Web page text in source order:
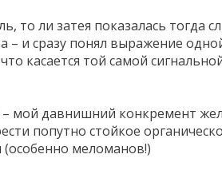
ли затея показалась
– и сразу понял выражение
касается той самой
мой давнишний конкремент
попутно стойкое
(особенно меломанов!)